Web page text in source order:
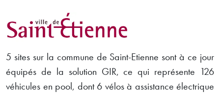
5 sites sur la commune de Saint-Etienne sont à ce jour
équipés de la solution GIR, ce qui représente 126
véhicules en pool, dont 6 vélos à assistance électrique